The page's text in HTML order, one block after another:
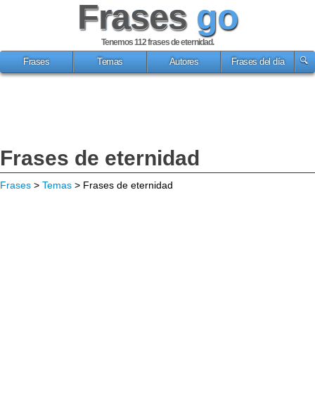
Frases go
Tenemos 112frases de eternidad.
Frases
Temas Autores Frases del día
Frases de eternidad
Frases > Temas > Frases de eternidad